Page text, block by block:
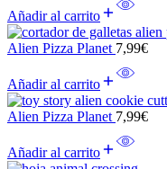
Añadir al carrito
Alien Pizza Planet 7,99€
Añadir al carrito
Alien Pizza Planet 7,99€
Añadir al carrito